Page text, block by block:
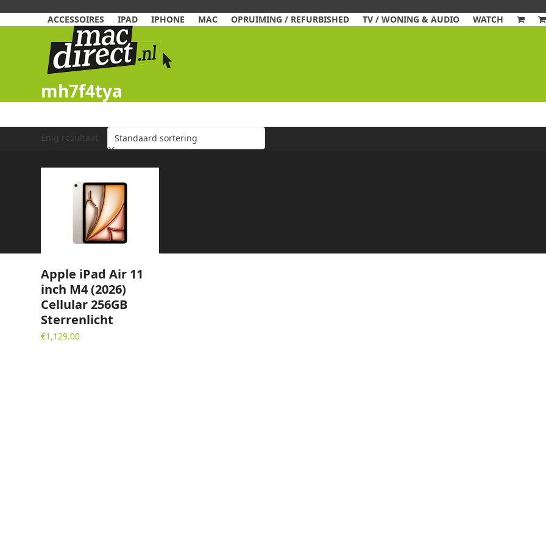
ACCESSOIRES
IPAD IPHONE MAC OPRUIMING / REFURBISHED TV / WONING & AUDIO WATCH
mh7f4tya
Enig resultaat
Apple iPad Air 11
inch M4 (2026)
Cellular 256GB
Sterrenlicht
€1,129.00